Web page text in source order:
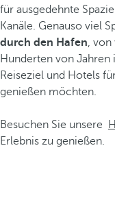
für ausgedehnte
Kanäle. Genauso viel
durch den Hafen, von
Hunderten von Jahren
Reiseziel und Hotels
genießen möchten.
Besuchen Sie unsere
Erlebnis zu genießen.